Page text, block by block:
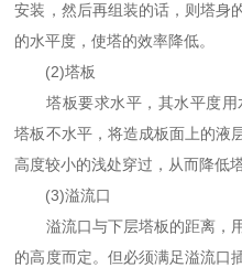
安装，然后再组装的话，则塔身
的水平度，使塔的效率降低。
(2)塔板
塔板要求水平，其水平度用
塔板不水平，将造成板面上的液
高度较小的浅处穿过，从而降低
(3)溢流口
溢流口与下层塔板的距离，
的高度而定。但必须满足溢流口